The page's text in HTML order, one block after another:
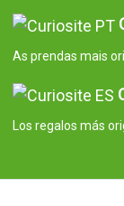
As prendas mais
Los regalos más